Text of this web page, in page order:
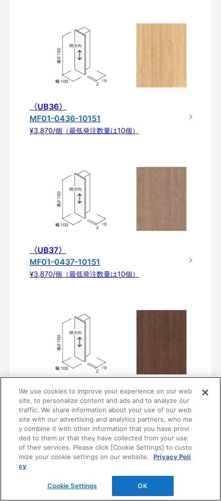
〈UB36〉
MF01-0436-10151
¥3,870/個（最低発注数量は10個）
〈UB37〉
MF01-0437-10151
¥3,870/個（最低発注数量は10個）
〈UB38〉
MF01-0438-10151
¥3,870/個（最低発注数量は10個）
We use cookies to improve your experience on our web
site, to personalize content and ads and to analyze our
traffic. We share information about your use of our web
site with our advertising and analytics partners, who ma
y combine it with other information that you have provi
ded to them or that they have collected from your use
of their services. Please click [Cookie Settings] to custo
mize your cookie settings on our website.
Privacy Poli
cy
Cookie Settings OK